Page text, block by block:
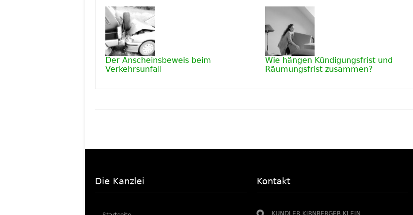
Der Anscheinsbeweis beim
Verkehrsunfall
Wie hängen Kündigungsfrist und
Räumungsfrist zusammen?
Die Kanzlei Kontakt
KUNDLER KIRNBERGER KLEIN